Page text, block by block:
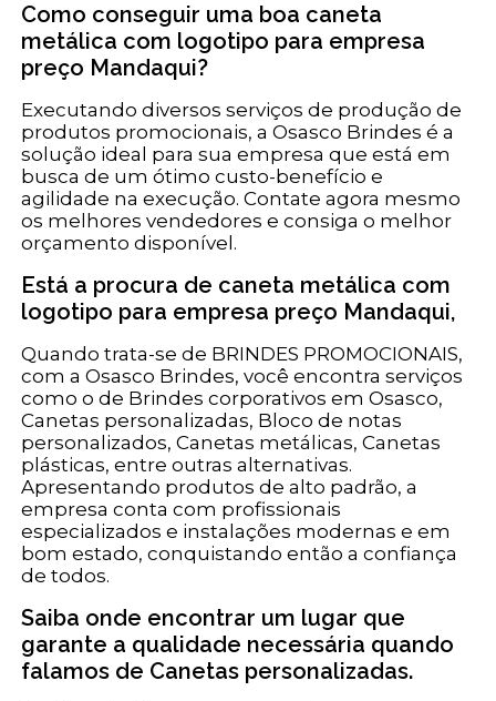
Como conseguir uma boa caneta
metálica com logotipo para empresa
preço Mandaqui?
Executando diversos serviços de produção de
produtos promocionais, a Osasco Brindes é a
solução ideal para sua empresa que está em
busca de um ótimo custo-benefício e
agilidade na execução. Contate agora mesmo
os melhores vendedores e consiga o melhor
orçamento disponível.
Está a procura de caneta metálica com
logotipo para empresa preço Mandaqui,
Quando trata-se de BRINDES PROMOCIONAIS,
com a Osasco Brindes, você encontra serviços
como o de Brindes corporativos em Osasco,
Canetas personalizadas, Bloco de notas
personalizados, Canetas metálicas, Canetas
plásticas, entre outras alternativas.
Apresentando produtos de alto padrão, a
empresa conta com profissionais
especializados e instalações modernas e em
bom estado, conquistando então a confiança
de todos.
Saiba onde encontrar um lugar que
garante a qualidade necessária quando
falamos de Canetas personalizadas.